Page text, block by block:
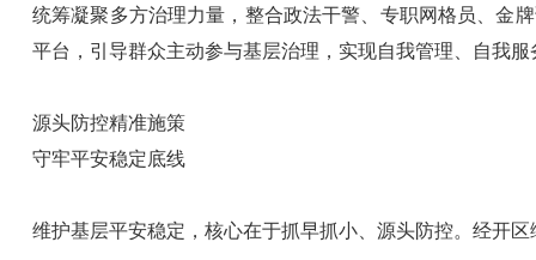
统筹凝聚多方治理力量，整合政法干警、专职网格员、金
平台，引导群众主动参与基层治理，实现自我管理、自我
源头防控精准施策
守牢平安稳定底线
维护基层平安稳定，核心在于抓早抓小、源头防控。经开